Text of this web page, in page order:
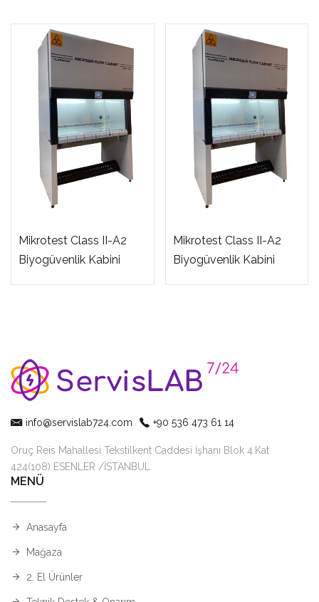
Mikrotest Class II-A2
Biyogüvenlik Kabini
Mikrotest Class II-A2
Biyogüvenlik Kabini
info@servislab724.com +90 536 473 61 14
Oruç Reis Mahallesi Tekstilkent Caddesi İşhanı Blok 4.Kat
424(108) ESENLER /İSTANBUL
MENÜ
Anasayfa
Mağaza
2. El Ürünler